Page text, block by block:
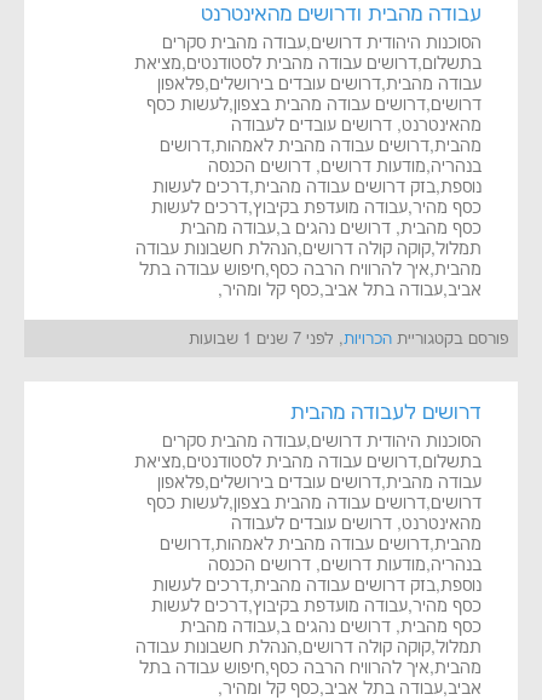
עבודה מהבית ודרושים מהאינטרנט
הסוכנות היהודית דרושים,עבודה מהבית סקרים
בתשלום,דרושים עבודה מהבית לסטודנטים,מציאת
עבודה מהבית,דרושים עובדים בירושלים,פלאפון
דרושים,דרושים עבודה מהבית בצפון,לעשות כסף
מהאינטרנט, דרושים עובדים לעבודה
מהבית,דרושים עבודה מהבית לאמהות,דרושים
בנהריה,מודעות דרושים, דרושים הכנסה
נוספת,בזק דרושים עבודה מהבית,דרכים לעשות
כסף מהיר,עבודה מועדפת בקיבוץ,דרכים לעשות
כסף מהבית, דרושים נהגים ב,עבודה מהבית
תמלול,קוקה קולה דרושים,הנהלת חשבונות עבודה
מהבית,איך להרוויח הרבה כסף,חיפוש עבודה בתל
אביב,עבודה בתל אביב,כסף קל ומהיר,
פורסם בקטגוריית הכרויות, לפני 7 שנים 1 שבועות
דרושים לעבודה מהבית
הסוכנות היהודית דרושים,עבודה מהבית סקרים
בתשלום,דרושים עבודה מהבית לסטודנטים,מציאת
עבודה מהבית,דרושים עובדים בירושלים,פלאפון
דרושים,דרושים עבודה מהבית בצפון,לעשות כסף
מהאינטרנט, דרושים עובדים לעבודה
מהבית,דרושים עבודה מהבית לאמהות,דרושים
בנהריה,מודעות דרושים, דרושים הכנסה
נוספת,בזק דרושים עבודה מהבית,דרכים לעשות
כסף מהיר,עבודה מועדפת בקיבוץ,דרכים לעשות
כסף מהבית, דרושים נהגים ב,עבודה מהבית
תמלול,קוקה קולה דרושים,הנהלת חשבונות עבודה
מהבית,איך להרוויח הרבה כסף,חיפוש עבודה בתל
אביב,עבודה בתל אביב,כסף קל ומהיר,